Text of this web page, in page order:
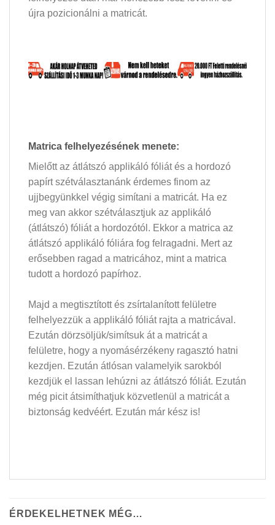
újra pozicionálni a matricát.
Matrica felhelyezésének menete:
Mielőtt az átlátszó applikáló fóliát és a hordozó
papírt szétválasztanánk érdemes finom az
ujjbegyünkkel végig simítani a matricát. Ha ez
meg van akkor szétválasztjuk az applikáló
(átlátszó) fóliát a hordozótól. Ekkor a matrica az
átlátszó applikáló fóliára fog felragadni. Mert az
erősebben ragad a matricához, mint a matrica
tudott a hordozó papírhoz.
Majd a megtisztított és zsírtalanított felületre
felhelyezzük a applikáló fóliát rajta a matricával.
Ezután dörzsöljük/simítsuk át a matricát a
felületre, hogy a nyomásérzékeny ragasztó hatni
kezdjen. Ezután átlósan valamelyik sarokból
kezdjük el lassan lehúzni az átlátszó fóliát. Ezután
még picit átsimíthatjuk közvetlenül a matricát a
biztonság kedvéért. Ezután már kész is!
ÉRDEKELHETNEK MÉG…